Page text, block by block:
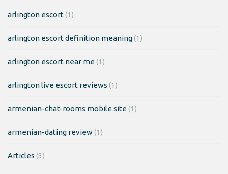
arlington escort(1)
arlington escort definition meaning(1)
arlington escort near me(1)
arlington live escort reviews (1)
armenian-chat-rooms mobile site(1)
armenian-dating review(1)
Articles (3)